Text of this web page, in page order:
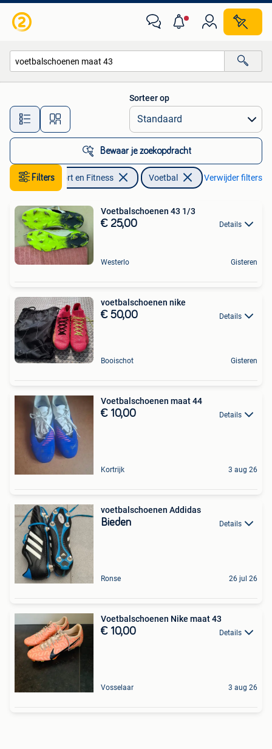
Alle afstanden…
Sorteer op
Bewaar je zoekopdracht
FiltersSport en Fitness Voetbal Verwijder filters
Voetbalschoenen 43 1/3
€ 25,00 Details
Westerlo Gisteren
voetbalschoenen nike
€ 50,00 Details
Booischot Gisteren
Voetbalschoenen maat 44
€ 10,00 Details
Kortrijk 3 aug 26
voetbalschoenen Addidas
Bieden Details
Ronse 26 jul 26
Voetbalschoenen Nike maat 43
€ 10,00 Details
Vosselaar 3 aug 26